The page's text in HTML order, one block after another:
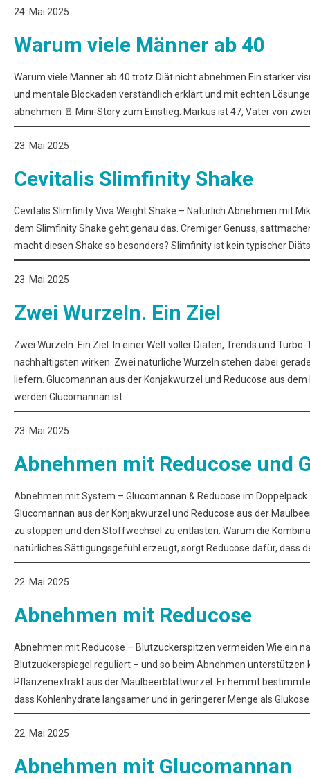
24. Mai 2025
Warum viele Männer ab 40
Warum viele Männer ab 40 trotz Diät nicht abnehmen Ein starker
und mentale Blockaden verständlich erklärt und mit echten
abnehmen 🚪 Mini-Story zum Einstieg: Markus ist 47, Vater von
23. Mai 2025
Cevitalis Slimfinity Shake
Cevitalis Slimfinity Viva Weight Shake – Natürlich Abnehmen mit
dem Slimfinity Shake geht genau das. Cremiger Genuss,
macht diesen Shake so besonders? Slimfinity ist kein typischer
23. Mai 2025
Zwei Wurzeln. Ein Ziel
Zwei Wurzeln. Ein Ziel. In einer Welt voller Diäten, Trends und
nachhaltigsten wirken. Zwei natürliche Wurzeln stehen dabei
liefern. Glucomannan aus der Konjakwurzel und Reducose aus
werden Glucomannan ist…
23. Mai 2025
Abnehmen mit Reducose und
Abnehmen mit System – Glucomannan & Reducose im
Glucomannan aus der Konjakwurzel und Reducose aus der
zu stoppen und den Stoffwechsel zu entlasten. Warum die
natürliches Sättigungsgefühl erzeugt, sorgt Reducose dafür, dass
22. Mai 2025
Abnehmen mit Reducose
Abnehmen mit Reducose – Blutzuckerspitzen vermeiden Wie ein
Blutzuckerspiegel reguliert – und so beim Abnehmen unterstützen
Pflanzenextrakt aus der Maulbeerblattwurzel. Er hemmt
dass Kohlenhydrate langsamer und in geringerer Menge als
22. Mai 2025
Abnehmen mit Glucomannan